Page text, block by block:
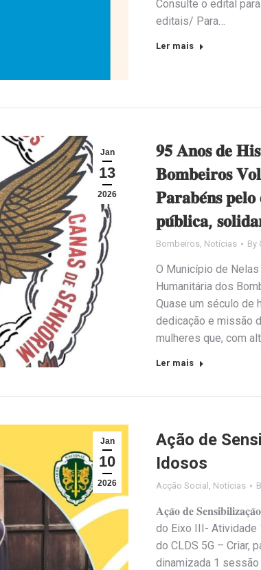
Consulte o edital
editais/ Para…
Ler mais
Jan
13
2026
𝟗𝟓 𝐀𝐧𝐨𝐬 𝐝𝐞
𝐁𝐨𝐦𝐛𝐞𝐢𝐫𝐨𝐬
𝐏𝐚𝐫𝐚𝐛𝐞́𝐧𝐬 𝐩𝐞𝐥𝐨
𝐩𝐮́𝐛𝐥𝐢𝐜𝐚,
Bombeiros Notícias By
O Município de
Humanitária dos
Quase um século de
dedicação e missão
mulheres que, com
Ler mais
Jan
10
2026
Ação de
Idosos
Acção Social Notícias
𝐀𝐜̧𝐚̃𝐨 𝐝𝐞
do Eixo III- Atividade
do CLDS 5G – Criar,
dinamizada 1 sessão